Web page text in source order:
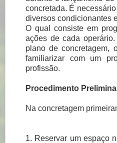
concretada. É
diversos condicionantes
O qual consiste em
ações de cada
plano de concretagem,
familiarizar com um
profissão.
Procedimento
Na concretagem
1. Reservar um espaço